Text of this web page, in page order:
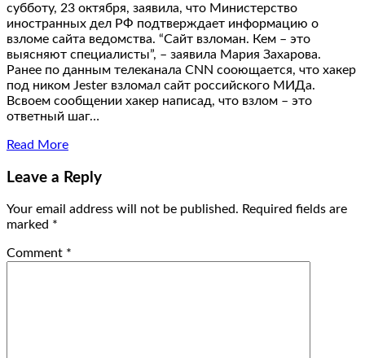
субботу, 23 октября, заявила, что Министерство
иностранных дел РФ подтверждает информацию о
взломе сайта ведомства. “Сайт взломан. Кем – это
выясняют специалисты”, – заявила Мария Захарова.
Ранее по данным телеканала CNN сооющается, что хакер
под ником Jester взломал сайт российского МИДа.
Всвоем сообщении хакер написад, что взлом – это
ответный шаг…
Read More
Leave a Reply
Your email address will not be published. Required fields are
marked *
Comment *